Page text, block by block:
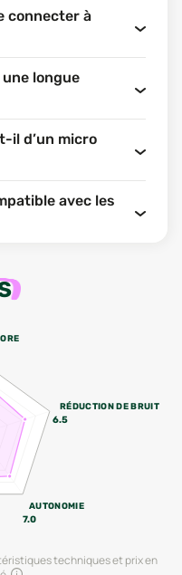
connecter à
longue
il d’un micro
avec les
RÉDUCTION DE BRUIT
6.5
AUTONOMIE
7.0
techniques et prix en